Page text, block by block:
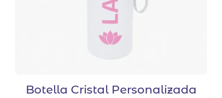
de
producto
Botella Cristal Personalizada